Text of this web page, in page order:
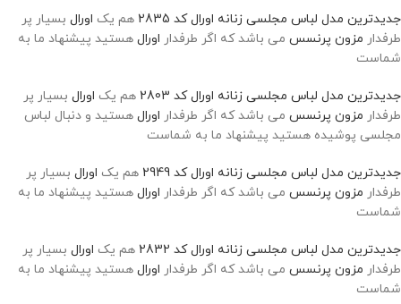
جدیدترین مدل لباس مجلسی زنانه اورال کد 2835 هم یک اورال بسیار پر
طرفدار مزون پرنسس می باشد که اگر طرفدار اورال هستید پیشنهاد ما به
شماست
جدیدترین مدل لباس مجلسی زنانه اورال کد 2803 هم یک اورال بسیار پر
طرفدار مزون پرنسس می باشد که اگر طرفدار اورال هستید و دنبال لباس
مجلسی پوشیده هستید پیشنهاد ما به شماست
جدیدترین مدل لباس مجلسی زنانه اورال کد 2949 هم یک اورال بسیار پر
طرفدار مزون پرنسس می باشد که اگر طرفدار اورال هستید پیشنهاد ما به
شماست
جدیدترین مدل لباس مجلسی زنانه اورال کد 2832 هم یک اورال بسیار پر
طرفدار مزون پرنسس می باشد که اگر طرفدار اورال هستید پیشنهاد ما به
شماست